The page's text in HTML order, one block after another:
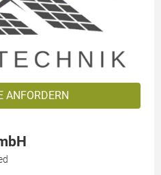
ANFORDERN